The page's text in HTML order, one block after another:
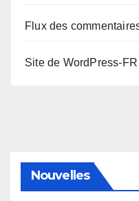
Flux des
Site de WordPress-FR
Nouvelles